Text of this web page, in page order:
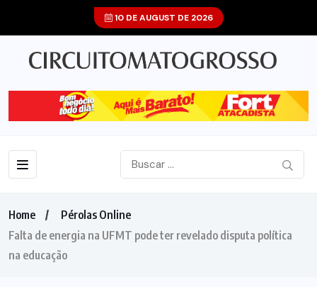
10 DE AUGUST DE 2026
Home
Pérolas Online
Falta de energia na UFMT pode ter revelado disputa política
na educação